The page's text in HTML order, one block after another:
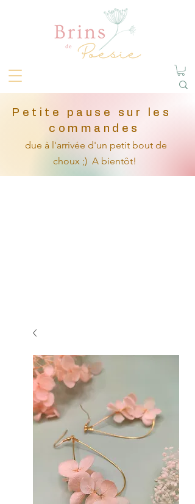
Petite pause sur les
commandes
due à l'arrivée d'un petit bout de
choux ;) A bientôt!